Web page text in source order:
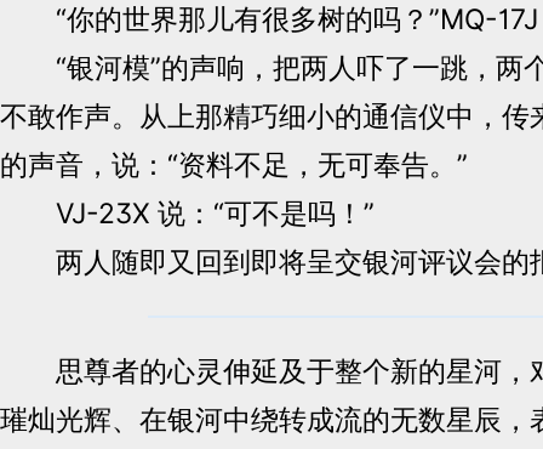
“你的世界那儿有很多树的吗？”MQ-17J
“银河模”的声响，把两人吓了一跳，两
不敢作声。从上那精巧细小的通信仪中，传
的声音，说：“资料不足，无可奉告。”
VJ-23X 说：“可不是吗！”
两人随即又回到即将呈交银河评议会的
思尊者的心灵伸延及于整个新的星河，
璀灿光辉、在银河中绕转成流的无数星辰，